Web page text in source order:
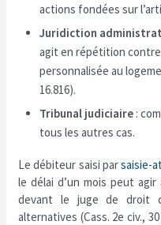
actions fondées sur
Juridiction
agit en répétition contre
personnalisée au
16.816).
Tribunal judiciaire :
tous les autres cas.
Le débiteur saisi parsaisie-
le délai d’un mois peut
devant le juge de droit
alternatives (Cass. 2e civ.,